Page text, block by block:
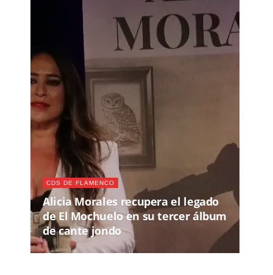
CDS DE FLAMENCO
Alicia Morales recupera el legado
de El Mochuelo en su tercer álbum
de cante jondo